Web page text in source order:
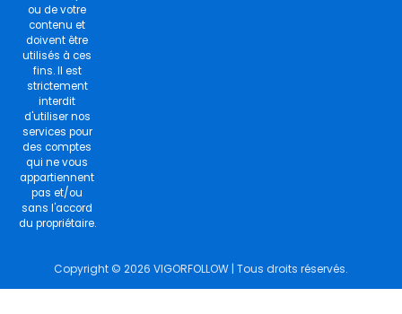
ou de votre
contenu et
doivent être
utilisés à ces
fins. Il est
strictement
interdit
d'utiliser nos
services pour
des comptes
qui ne vous
appartiennent
pas et/ou
sans l'accord
du propriétaire.
Copyright © 2026 VIGORFOLLOW | Tous droits réservés.